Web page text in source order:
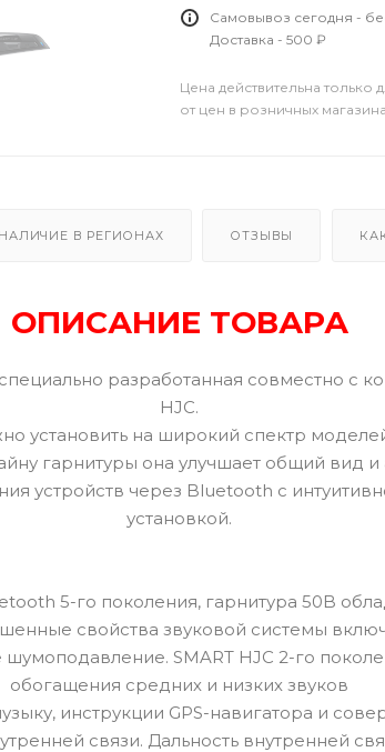
Самовывоз сегодня -
Доставка - 500 ₽
Цена действительна только
от цен в розничных
НАЛИЧИЕ В РЕГИОНАХ ОТЗЫВЫ
ОПИСАНИЕ ТОВАРА
разработанная совместно с
HJC.
установить на широкий спектр
гарнитуры она улучшает общий вид
устройств через Bluetooth с
установкой.
5-го поколения, гарнитура 50B
свойства звуковой системы
SMART HJC 2-го
обогащения средних и низких звуков
инструкции GPS-навигатора и
связи. Дальность внутренней